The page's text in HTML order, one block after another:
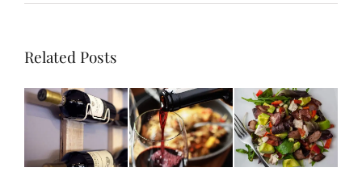
Related Posts